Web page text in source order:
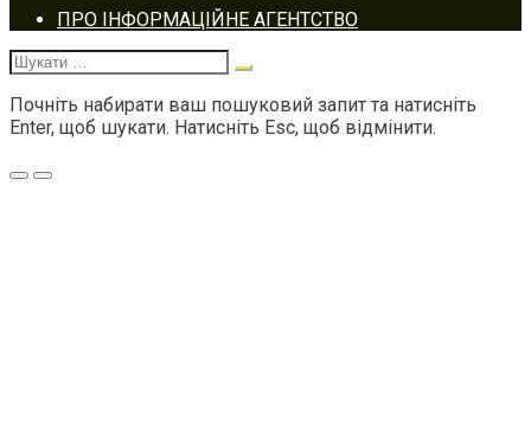
Footer
navigation
ПРО ІНФОРМАЦІЙНЕ АГЕНТСТВО
Шукати:
Почніть набирати ваш пошуковий запит та натисніть
Enter, щоб шукати. Натисніть Esc, щоб відмінити.
Меню